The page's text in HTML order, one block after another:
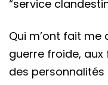
“service
Qui m’ont fait
guerre froide,
des